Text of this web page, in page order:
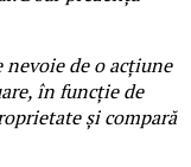
de o acțiune
în funcție de
și compară